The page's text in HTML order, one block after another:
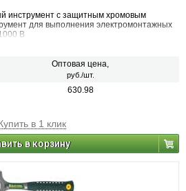
инструмент с защитным хромовым
для выполнения электромонтажных
В
Оптовая цена,
руб./шт.
630.98
в 1 клик
в корзину